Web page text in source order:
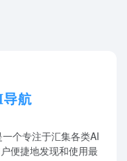
个专注于汇集各类AI
便捷地发现和使用最